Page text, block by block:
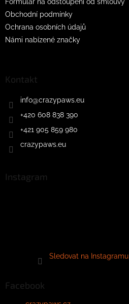
Obchodní podmínky
Ochrana osobních údajů
Námi nabízené značky
Kontakt
info@crazypaws.eu
+420 608 838 390
+421 905 859 980
crazypaws.eu
Instagram
Sledovat na Instagramu
Facebook